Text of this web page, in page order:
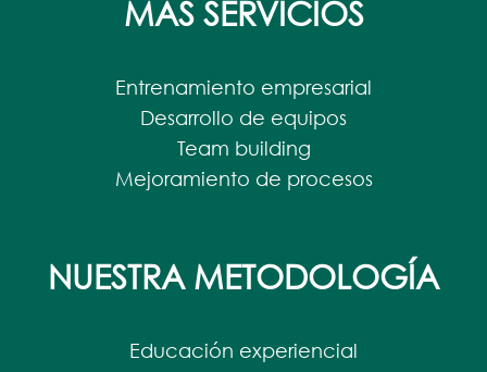
MÁS SERVICIOS
Entrenamiento empresarial
Desarrollo de equipos
Team building
Mejoramiento de procesos
NUESTRA METODOLOGÍA
Educación experiencial